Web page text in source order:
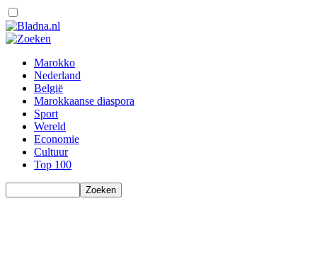
Marokko
Nederland
België
Marokkaanse diaspora
Sport
Wereld
Economie
Cultuur
Top 100